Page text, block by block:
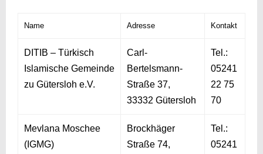
Name Adresse Kontakt
DITIB – Türkisch
Islamische Gemeinde
zu Gütersloh e.V.
Carl-
Bertelsmann-
Straße 37,
33332 Gütersloh
Tel.:
05241
22 75
70
Mevlana Moschee
(IGMG)
Brockhäger
Straße 74,
Tel.:
05241